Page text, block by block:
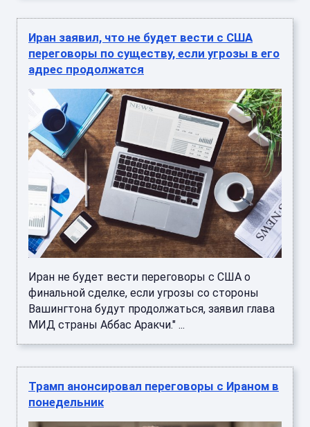
Иран заявил, что не будет вести с США
переговоры по существу, если угрозы в его
адрес продолжатся
Иран не будет вести переговоры с США о
финальной сделке, если угрозы со стороны
Вашингтона будут продолжаться, заявил глава
МИД страны Аббас Аракчи." ...
Трамп анонсировал переговоры с Ираном в
понедельник